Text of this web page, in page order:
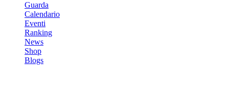
Guarda
Calendario
Eventi
Ranking
News
Shop
Blogs